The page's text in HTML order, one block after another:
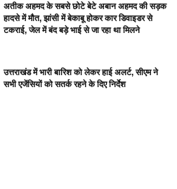
अतीक अहमद के सबसे छोटे बेटे अबान अहमद की सड़क
हादसे में मौत, झांसी में बेकाबू होकर कार डिवाइडर से
टकराई, जेल में बंद बड़े भाई से जा रहा था मिलने
उत्तराखंड में भारी बारिश को लेकर हाई अलर्ट, सीएम ने
सभी एजेंसियों को सतर्क रहने के दिए निर्देश